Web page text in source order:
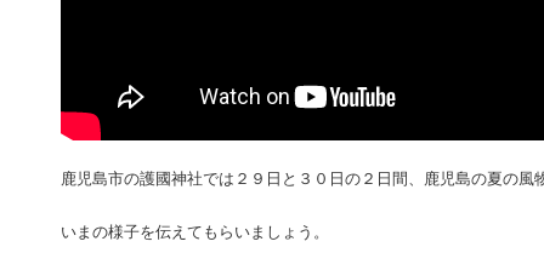
鹿児島市の護國神社では２９日と３０日の２日間、鹿児島の夏の風
いまの様子を伝えてもらいましょう。